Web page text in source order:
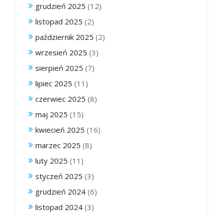
grudzień 2025 (12)
listopad 2025 (2)
październik 2025 (2)
wrzesień 2025 (3)
sierpień 2025 (7)
lipiec 2025 (11)
czerwiec 2025 (8)
maj 2025 (15)
kwiecień 2025 (16)
marzec 2025 (8)
luty 2025 (11)
styczeń 2025 (3)
grudzień 2024 (6)
listopad 2024 (3)